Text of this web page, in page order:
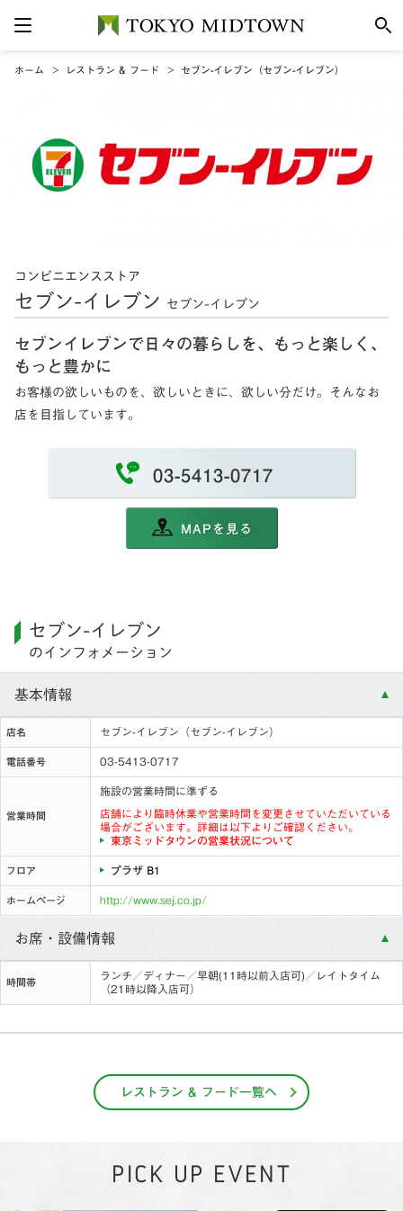
ホーム レストラン & フード セブン-イレブン（セブン-イレブン）
コンビニエンスストア
セブン-イレブン セブン-イレブン
セブンイレブンで日々の暮らしを、もっと楽しく、
もっと豊かに
お客様の欲しいものを、欲しいときに、欲しい分だけ。そんなお
店を目指しています。
03-5413-0717
MAPを見る
セブン-イレブン
のインフォメーション
基本情報
店名 セブン-イレブン（セブン-イレブン）
電話番号 03-5413-0717
営業時間
施設の営業時間に準ずる
店舗により臨時休業や営業時間を変更させていただいている
場合がございます。詳細は以下よりご確認ください。
東京ミッドタウンの営業状況について
フロア プラザ B1
ホームページ http://www.sej.co.jp/
お席・設備情報
時間帯
ランチ／ディナー／早朝(11時以前入店可)／レイトタイム
（21時以降入店可）
レストラン & フード一覧へ
PICK UP EVENT